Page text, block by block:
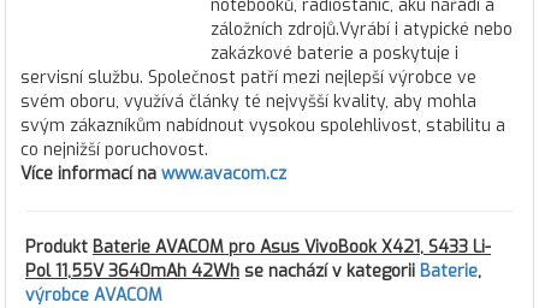
notebooků, radiostanic, aku nářadí a
záložních zdrojů.Vyrábí i atypické nebo
zakázkové baterie a poskytuje i
servisní službu. Společnost patří mezi nejlepší výrobce ve
svém oboru, využívá články té nejvyšší kvality, aby mohla
svým zákazníkům nabídnout vysokou spolehlivost, stabilitu a
co nejnižší poruchovost.
Více informací na www.avacom.cz
Produkt Baterie AVACOM pro Asus VivoBook X421, S433 Li-
Pol 11,55V 3640mAh 42Wh se nachází v kategorii Baterie,
výrobce AVACOM